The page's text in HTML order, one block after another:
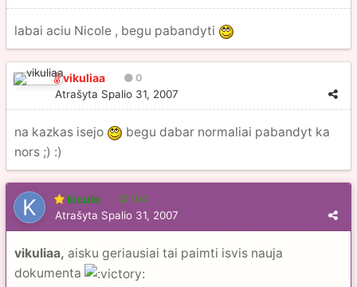
labai aciu Nicole , begu pabandyti
vikuliaa 0
Atrašyta Spalio 31, 2007
na kazkas isejo
begu dabar normaliai pabandyt ka
nors ;) :)
kicule 104
Atrašyta Spalio 31, 2007
vikuliaa, aisku geriausiai tai paimti isvis nauja
dokumenta